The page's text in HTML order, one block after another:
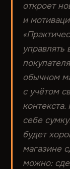
откроет
и
управлять
обычном
с учётом
себе
будет
магазине
можно: